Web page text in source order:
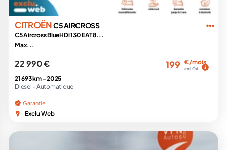
CITROËNC5 AIRCROSS
C5 Aircross BlueHDi 130 EAT8...
Max...
22 990 € 199 €/mois
en LOA
21 693 km -2025
Diesel - Automatique
Garantie
Exclu Web